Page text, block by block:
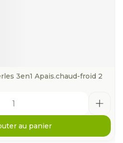
3en1 Apais.chaud-froid 2
au panier